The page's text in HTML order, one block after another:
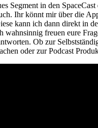
Segment in den SpaceCast
Ihr könnt mir über die
kann ich dann direkt in
wahnsinnig freuen eure
Ob zur
oder zur Podcast